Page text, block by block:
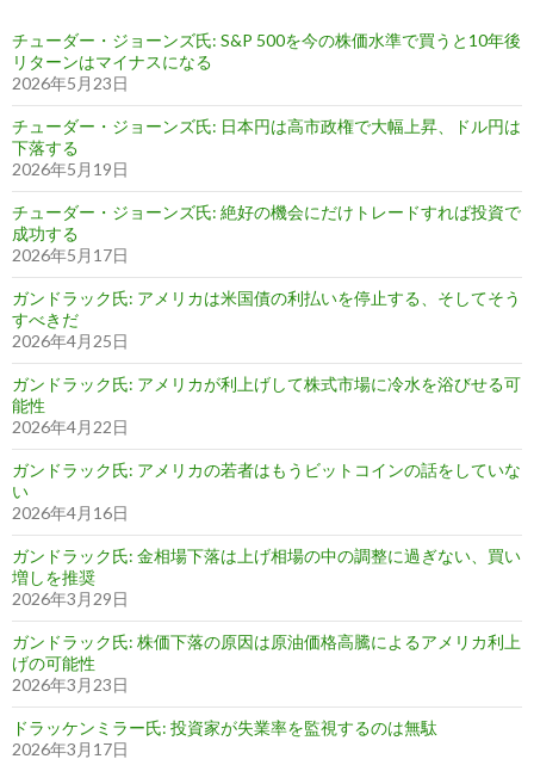
チューダー・ジョーンズ氏: S&P 500を今の株価水準で買うと10年後
リターンはマイナスになる
2026年5月23日
チューダー・ジョーンズ氏: 日本円は高市政権で大幅上昇、ドル円は
下落する
2026年5月19日
チューダー・ジョーンズ氏: 絶好の機会にだけトレードすれば投資で
成功する
2026年5月17日
ガンドラック氏: アメリカは米国債の利払いを停止する、そしてそう
すべきだ
2026年4月25日
ガンドラック氏: アメリカが利上げして株式市場に冷水を浴びせる可
能性
2026年4月22日
ガンドラック氏: アメリカの若者はもうビットコインの話をしていな
い
2026年4月16日
ガンドラック氏: 金相場下落は上げ相場の中の調整に過ぎない、買い
増しを推奨
2026年3月29日
ガンドラック氏: 株価下落の原因は原油価格高騰によるアメリカ利上
げの可能性
2026年3月23日
ドラッケンミラー氏: 投資家が失業率を監視するのは無駄
2026年3月17日